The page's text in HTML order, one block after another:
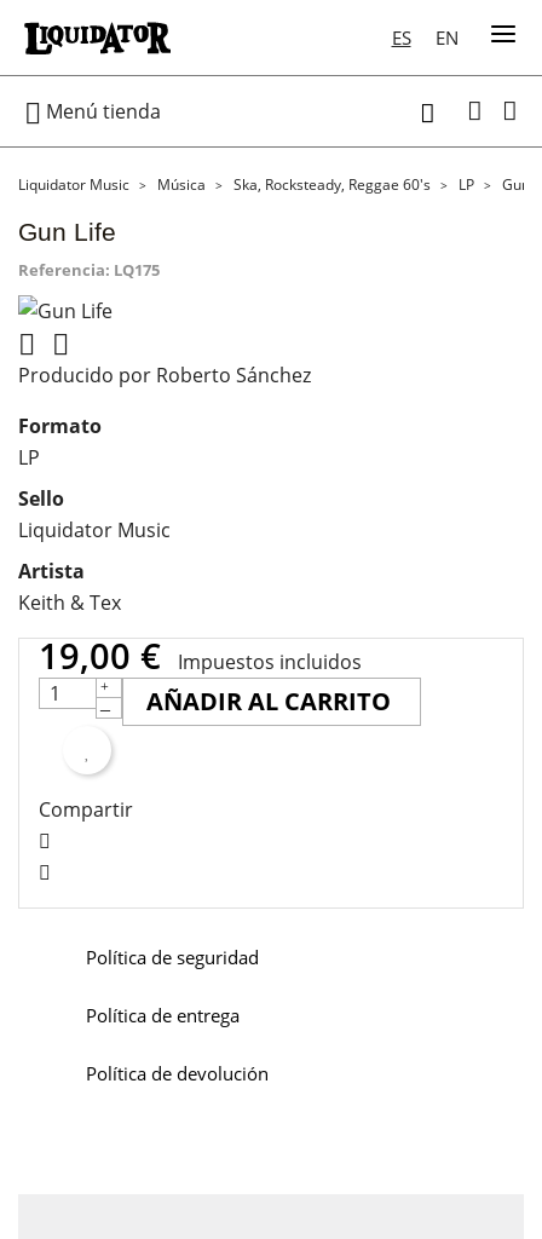
ES EN
 Menú tienda 
Liquidator Music Música Ska, Rocksteady, Reggae 60's LP Gun
Gun Life
Referencia: LQ175
 
Producido por Roberto Sánchez
Formato
LP
Sello
Liquidator Music
Artista
Keith & Tex
19,00 € Impuestos incluidos
AÑADIR AL CARRITO
Compartir
Política de seguridad
Política de entrega
Política de devolución